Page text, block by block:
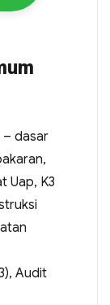
– dasar
Uap, K3
Audit